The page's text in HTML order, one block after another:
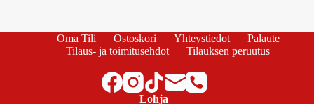
Oma Tili Ostoskori Yhteystiedot
Palaute
Tilaus- ja toimitusehdot
Tilauksen peruutus
Lohja